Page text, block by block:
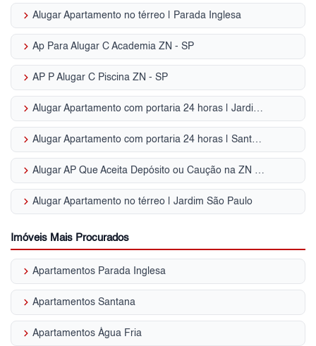
keyboard_arrow_right Alugar Apartamento no térreo | Parada Inglesa
keyboard_arrow_right Ap Para Alugar C Academia ZN - SP
keyboard_arrow_right AP P Alugar C Piscina ZN - SP
keyboard_arrow_right Alugar Apartamento com portaria 24 horas | Jardim São Paulo
keyboard_arrow_right Alugar Apartamento com portaria 24 horas | Santana
keyboard_arrow_right Alugar AP Que Aceita Depósito ou Caução na ZN - SP
keyboard_arrow_right Alugar Apartamento no térreo | Jardim São Paulo
Imóveis Mais Procurados
keyboard_arrow_right Apartamentos Parada Inglesa
keyboard_arrow_right Apartamentos Santana
keyboard_arrow_right Apartamentos Água Fria